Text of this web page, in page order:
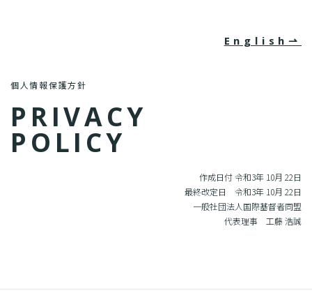
English⇀
個人情報保護方針
PRIVACY
POLICY
作成日付 令和3年 10月 22日
最終改定日 令和3年 10月 22日
一般社団法人国際基督者同盟
代表理事 工藤 浩誠